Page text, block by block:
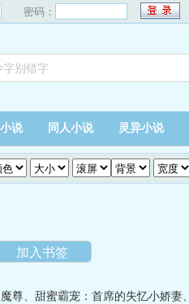
密码：
说 同人小说 灵异小说
加入书签
尊、 甜蜜霸宠：首席的失忆小娇妻、